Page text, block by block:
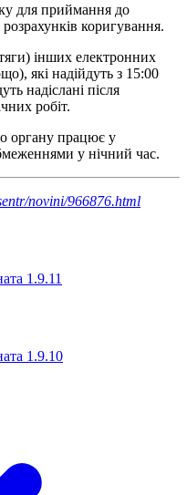
для приймання до
коригування.
інших електронних
які надійдуть з 15:00
надіслані після
робіт.
органу працює у
у нічний час.
novini/966876.html
1.9.11
1.9.10